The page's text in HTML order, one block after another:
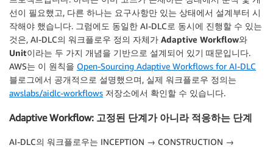
선이 필요했고, 다른 하나는 요구사항만 있는 상태에서 설계부터 시
작해야 했습니다. 그럼에도 동일한 AI-DLC로 동시에 진행할 수 있는
것은, AI-DLC의 워크플로우 정의 자체가 Adaptive Workflow와
Unit이라는 두 가지 개념을 기반으로 설계되어 있기 때문입니다.
AWS는 이 원칙을 Open-Sourcing Adaptive Workflows for AI-DLC
블로그에서 공개적으로 설명했으며, 실제 워크플로우 정의는
awslabs/aidlc-workflows 저장소에서 확인할 수 있습니다.
Adaptive Workflow: 고정된 단계가 아니라 적응하는 단계
AI-DLC의 워크플로우는 INCEPTION → CONSTRUCTION →